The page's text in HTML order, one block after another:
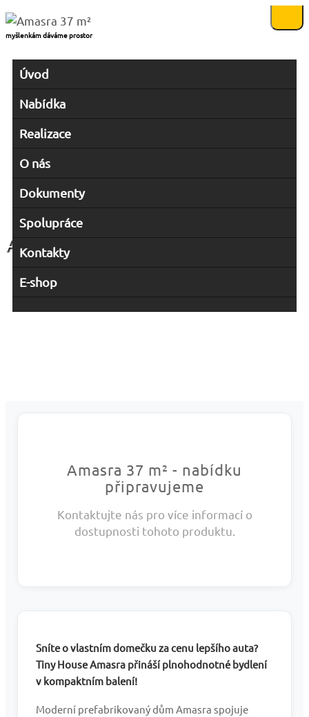
myšlenkám dáváme prostor
Úvod
Nabídka
Realizace
O nás
Dokumenty
Spolupráce
Kontakty
E-shop
Amasra 37 m²
Amasra 37 m² - nabídku
připravujeme
Kontaktujte nás pro více informací o
dostupnosti tohoto produktu.
Sníte o vlastním domečku za cenu lepšího auta?
Tiny House Amasra přináší plnohodnotné bydlení
v kompaktním balení!
Moderní prefabrikovaný dům Amasra spojuje